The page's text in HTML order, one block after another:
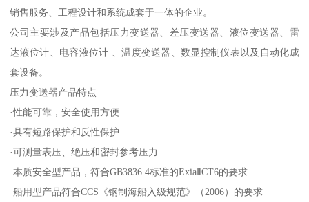
销售服务、工程设计和系统成套于一体的企业。
公司主要涉及产品包括压力变送器、差压变送器、液位变送器、雷
达液位计、电容液位计 、温度变送器、数显控制仪表以及自动化成
套设备。
压力变送器产品特点
·性能可靠，安全使用方便
·具有短路保护和反性保护
·可测量表压、绝压和密封参考压力
·本质安全型产品，符合GB3836.4标准的ExiaⅡCT6的要求
·船用型产品符合CCS《钢制海船入级规范》（2006）的要求